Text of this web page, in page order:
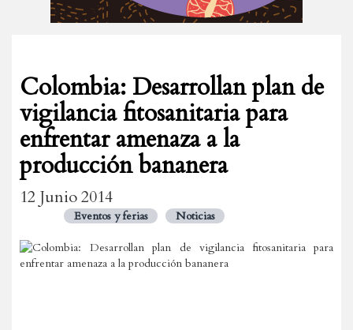
Colombia: Desarrollan plan de
vigilancia fitosanitaria para
enfrentar amenaza a la
producción bananera
12 Junio 2014
Eventos y ferias Noticias